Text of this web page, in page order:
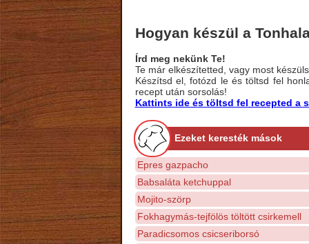
Hogyan készül a
Írd meg nekünk Te!
Te már elkészítetted, vagy most
Készítsd el, fotózd le és töltsd fel
recept után sorsolás!
Kattints ide és töltsd fel recepted a
Ezeket keresték mások
Epres gazpacho
Babsaláta ketchuppal
Mojito-szörp
Fokhagymás-tejfölös töltött csirkemell
Paradicsomos csicseriborsó